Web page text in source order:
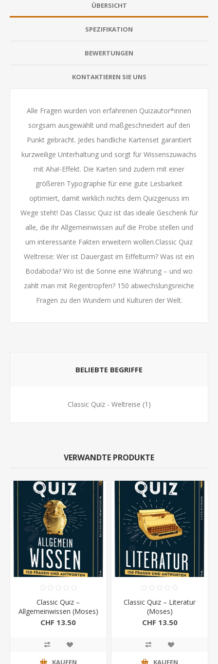
ÜBERSICHT
SPEZIFIKATION
BEWERTUNGEN
KONTAKTIEREN SIE UNS
Alle Fragen wurden von erfahrenen Quizautor*innen
sorgsam ausgewählt und maßgeschneidert auf den
Punkt gebracht. Jedes handliche Kartenset garantiert
kurzweilige Unterhaltung und sorgt für Wissenszuwachs
mit Aha!-Effekt. Die Karten sind zudem mit einer
größeren Typographie für eine gute Lesbarkeit
optimiert, damit wirklich nichts dem Quizgenuss im
Wege steht! Das Classic Quiz ist das ideale Geschenk für
alle, die ihr Allgemeinwissen auf die Probe stellen und
um interessante Fakten erweitern wollen.Classic Quiz
Weltreise: Wer ist Dauergast im Eiffelturm? Was ist ein
Bodaboda? Wo ist die Sonne eine Währung – und wo
zahlt man mit Regentropfen? 150 abwechslungsreiche
Fragen zu den Wundern und Kulturen der Welt.
BELIEBTE BEGRIFFE
Classic Quiz - Weltreise (1)
VERWANDTE PRODUKTE
Classic Quiz –
Allgemeinwissen (Moses)
CHF 13.50
KAUFEN
Classic Quiz – Literatur
(Moses)
CHF 13.50
KAUFEN